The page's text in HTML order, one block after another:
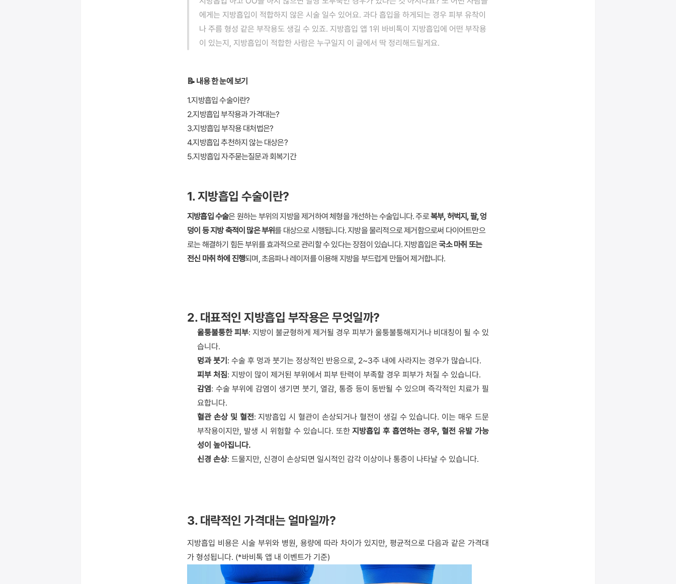
에게는 지방흡입이 적합하지 않은 시술 일수 있어요. 과다 흡입을 하게되는 경우 피부 유착이
나 주름 형성 같은 부작용도 생길 수 있죠. 지방흡입 앱 1위 바비톡이 지방흡입에 어떤 부작용
이 있는지, 지방흡입이 적합한 사람은 누구일지 이 글에서 딱 정리해드릴게요.
📝 내용 한 눈에 보기
1.지방흡입 수술이란?
2.지방흡입 부작용과 가격대는?
3.지방흡입 부작용 대처법은?
4.지방흡입 추천하지 않는 대상은?
5.지방흡입 자주묻는질문과 회복기간
1. 지방흡입 수술이란?
지방흡입 수술은 원하는 부위의 지방을 제거하여 체형을 개선하는 수술입니다. 주로 복부, 허벅지, 팔, 엉
덩이 등 지방 축적이 많은 부위를 대상으로 시행됩니다. 지방을 물리적으로 제거함으로써 다이어트만으
로는 해결하기 힘든 부위를 효과적으로 관리할 수 있다는 장점이 있습니다. 지방흡입은 국소 마취 또는
전신 마취 하에 진행되며, 초음파나 레이저를 이용해 지방을 부드럽게 만들어 제거합니다.
2. 대표적인 지방흡입 부작용은 무엇일까?
울퉁불퉁한 피부: 지방이 불균형하게 제거될 경우 피부가 울퉁불퉁해지거나 비대칭이 될 수 있
습니다.
멍과 붓기 : 수술 후 멍과 붓기는 정상적인 반응으로, 2~3주 내에 사라지는 경우가 많습니다.
피부 처짐 : 지방이 많이 제거된 부위에서 피부 탄력이 부족할 경우 피부가 처질 수 있습니다.
감염 : 수술 부위에 감염이 생기면 붓기, 열감, 통증 등이 동반될 수 있으며 즉각적인 치료가 필
요합니다.
혈관 손상 및 혈전: 지방흡입 시 혈관이 손상되거나 혈전이 생길 수 있습니다. 이는 매우 드문
부작용이지만, 발생 시 위험할 수 있습니다. 또한 지방흡입 후 흡연하는 경우, 혈전 유발 가능
성이 높아집니다.
신경 손상: 드물지만, 신경이 손상되면 일시적인 감각 이상이나 통증이 나타날 수 있습니다.
3. 대략적인 가격대는 얼마일까?
지방흡입 비용은 시술 부위와 병원, 용량에 따라 차이가 있지만, 평균적으로 다음과 같은 가격대
가 형성됩니다. (*바비톡 앱 내 이벤트가 기준)